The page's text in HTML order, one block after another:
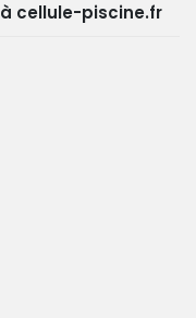
cellule-piscine.fr